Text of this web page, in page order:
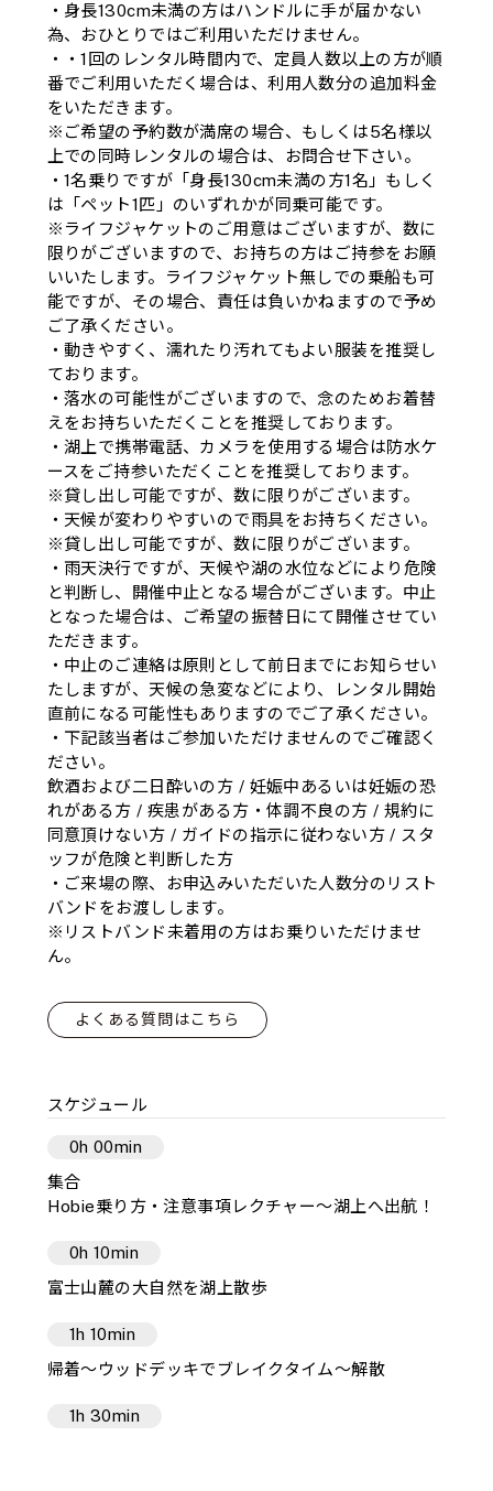
・身長130cm未満の方はハンドルに手が届かない
為、おひとりではご利用いただけません。
・・1回のレンタル時間内で、定員人数以上の方が順
番でご利用いただく場合は、利用人数分の追加料金
をいただきます。
※ご希望の予約数が満席の場合、もしくは5名様以
上での同時レンタルの場合は、お問合せ下さい。
・1名乗りですが「身長130cm未満の方1名」もしく
は「ペット1匹」のいずれかが同乗可能です。
※ライフジャケットのご用意はございますが、数に
限りがございますので、お持ちの方はご持参をお願
いいたします。ライフジャケット無しでの乗船も可
能ですが、その場合、責任は負いかねますので予め
ご了承ください。
・動きやすく、濡れたり汚れてもよい服装を推奨し
ております。
・落水の可能性がございますので、念のためお着替
えをお持ちいただくことを推奨しております。
・湖上で携帯電話、カメラを使用する場合は防水ケ
ースをご持参いただくことを推奨しております。
※貸し出し可能ですが、数に限りがございます。
・天候が変わりやすいので雨具をお持ちください。
※貸し出し可能ですが、数に限りがございます。
・雨天決行ですが、天候や湖の水位などにより危険
と判断し、開催中止となる場合がございます。中止
となった場合は、ご希望の振替日にて開催させてい
ただきます。
・中止のご連絡は原則として前日までにお知らせい
たしますが、天候の急変などにより、レンタル開始
直前になる可能性もありますのでご了承ください。
・下記該当者はご参加いただけませんのでご確認く
ださい。
飲酒および二日酔いの方 / 妊娠中あるいは妊娠の恐
れがある方 / 疾患がある方・体調不良の方 / 規約に
同意頂けない方 / ガイドの指示に従わない方 / スタ
ッフが危険と判断した方
・ご来場の際、お申込みいただいた人数分のリスト
バンドをお渡しします。
※リストバンド未着用の方はお乗りいただけませ
ん。
よくある質問はこちら
スケジュール
0h 00min
集合
Hobie乗り方・注意事項レクチャー～湖上へ出航！
0h 10min
富士山麓の大自然を湖上散歩
1h 10min
帰着～ウッドデッキでブレイクタイム～解散
1h 30min